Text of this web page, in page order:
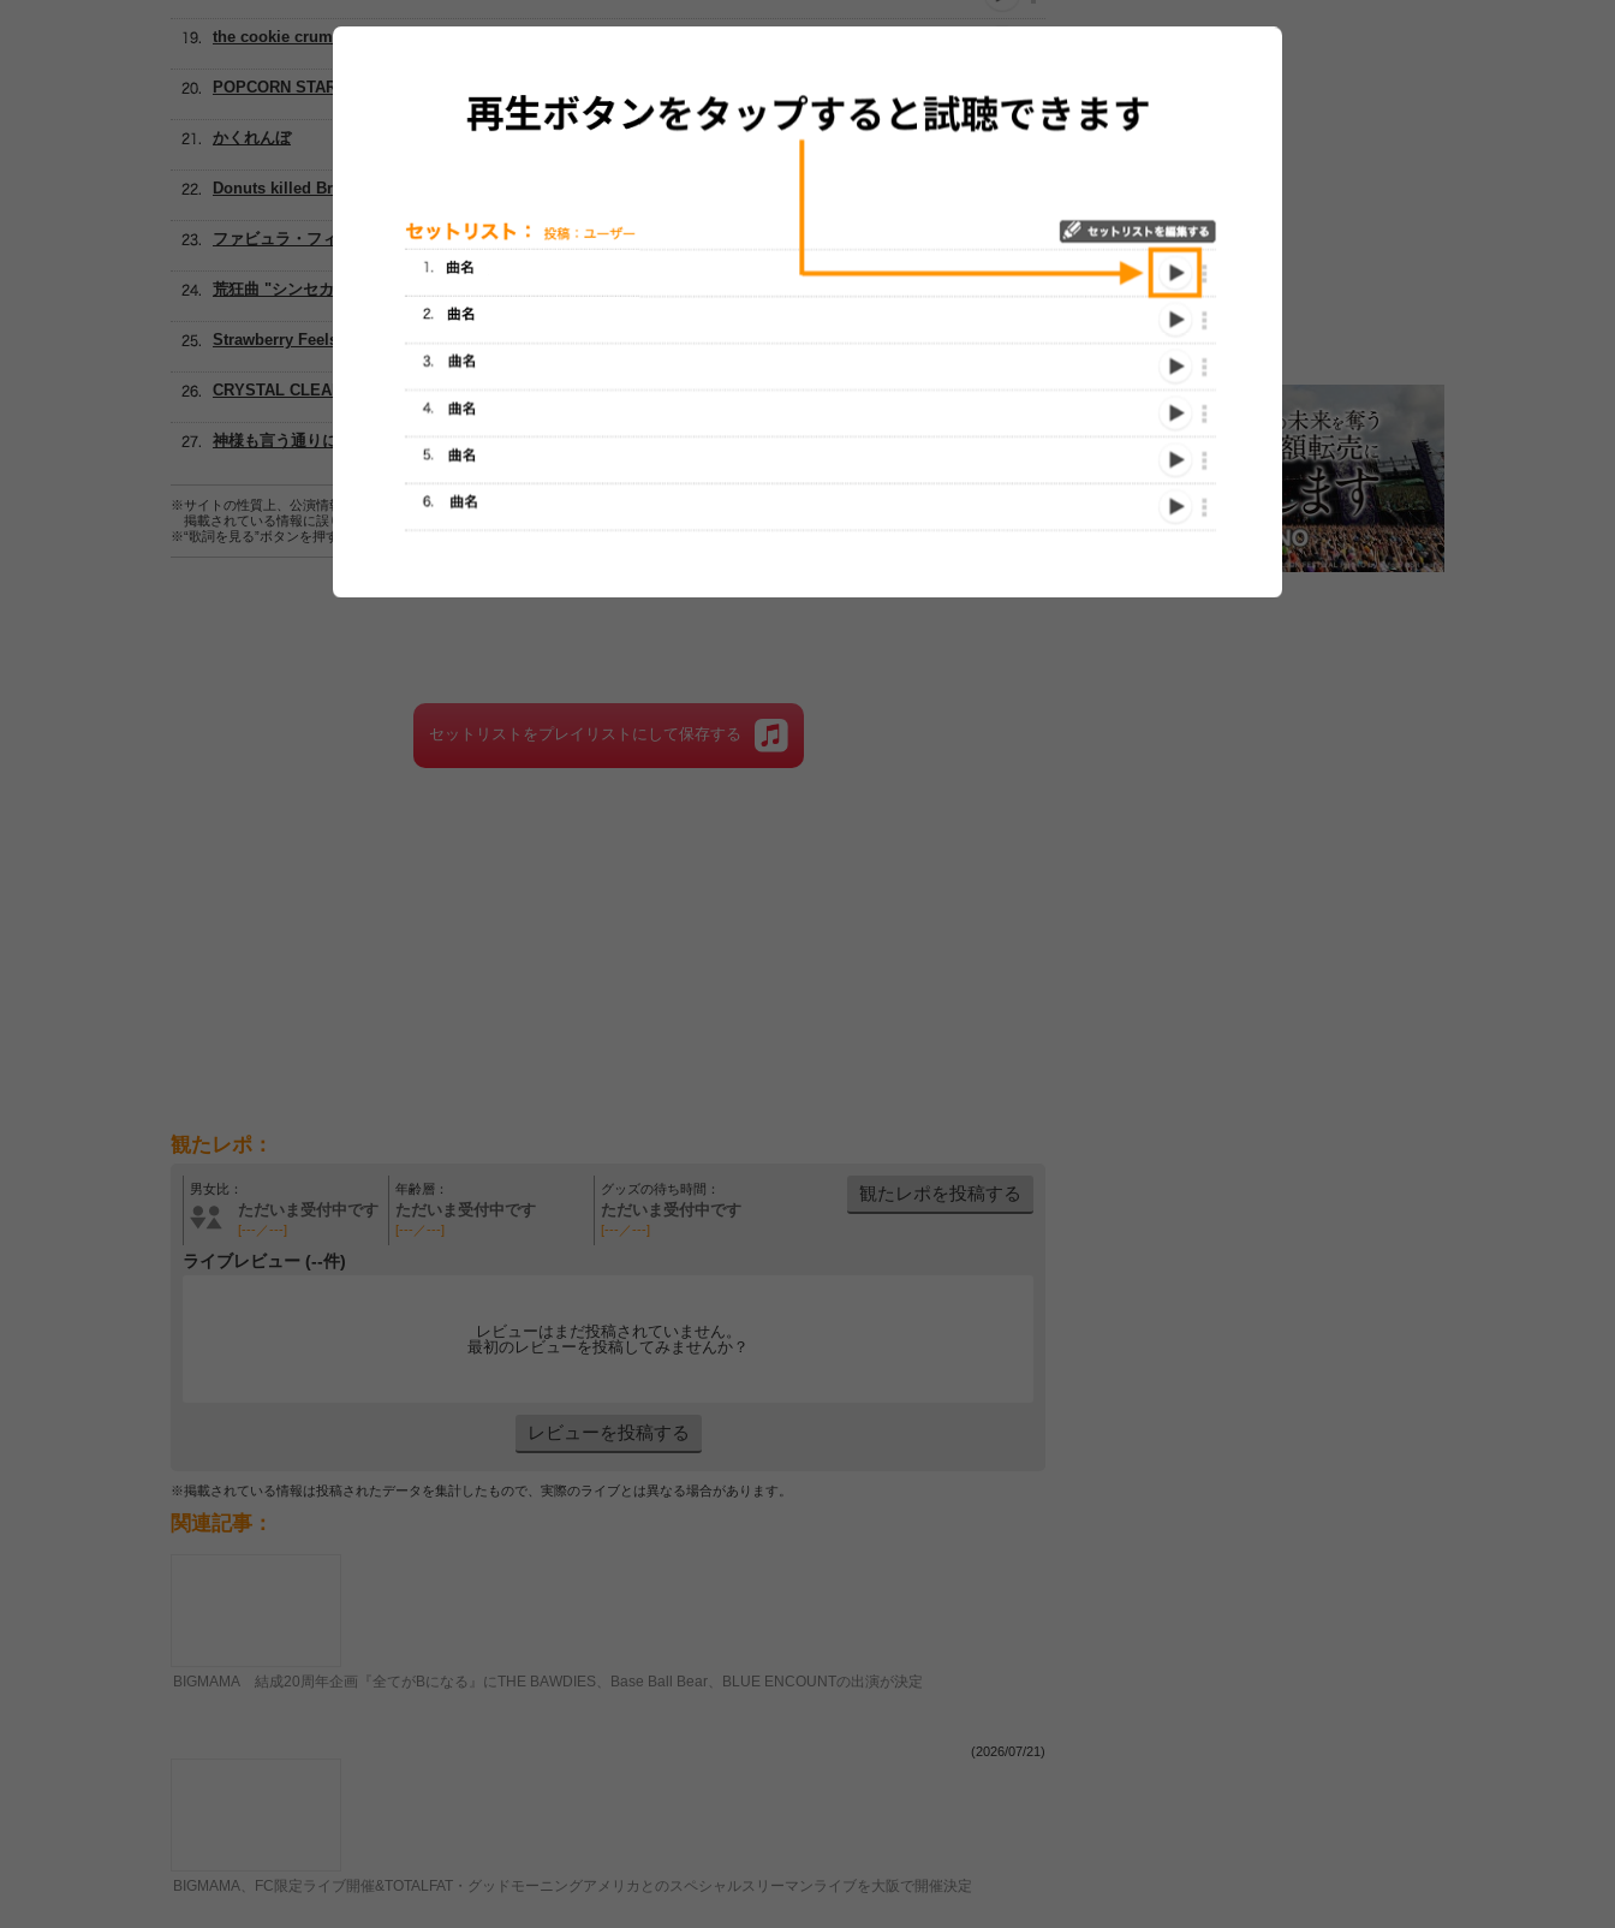
the cookie crumbles
POPCORN STAR
かくれんぼ
Donuts killed Bradford
ファビュラ・フィビュラ
荒狂曲 "シンセカイ"
Strawberry Feels
CRYSTAL CLEAR
神様も言う通りに
※サイトの性質上、公演情報およびセットリスト情報の正確性は保証されませんので、あらかじめご了承ください。
掲載されている情報に誤りがある場合は、
※“歌詞を見る”ボタンを押すと、株式会社ページワンが運営する歌詞サイト「
セットリストをプレイリストにして保存する
観たレポ：
男女比：
ただいま受付中です
[---／---]
年齢層：
ただいま受付中です
[---／---]
グッズの待ち時間：
ただいま受付中です
[---／---]
観たレポを投稿する
ライブレビュー (--件)
レビューはまだ投稿されていません。
最初のレビューを投稿してみませんか？
レビューを投稿する
※掲載されている情報は投稿されたデータを集計したもので、実際のライブとは異なる場合があります。
関連記事：
BIGMAMA 結成20周年企画『全てがBになる』にTHE BAWDIES、Base Ball Bear、BLUE ENCOUNTの出演が決定
(2026/07/21)
BIGMAMA、FC限定ライブ開催&TOTALFAT・グッドモーニングアメリカとのスペシャルスリーマンライブを大阪で開催決定